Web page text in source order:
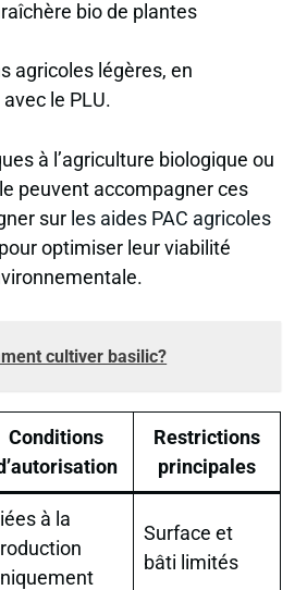
bio de plantes
agricoles légères, en
le PLU.
à l’agriculture biologique ou
peuvent accompagner ces
sur les aides PAC agricoles
optimiser leur viabilité
cultiver basilic?
Conditions
Restrictions
principales
à la
Surface et
bâti limités